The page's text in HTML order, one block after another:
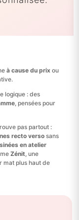
à cause du prixou
logique : des
, pensées pour
pas partout :
recto versosans
en atelier
Zénit, une
mat plus haut de